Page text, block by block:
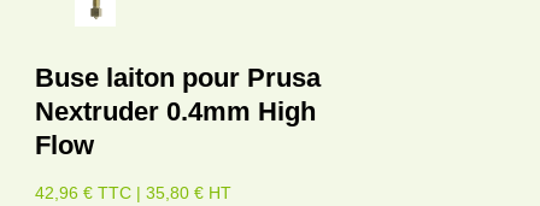
Buse laiton pour Prusa
Nextruder 0.4mm High
Flow
42,96 € TTC | 35,80 € HT